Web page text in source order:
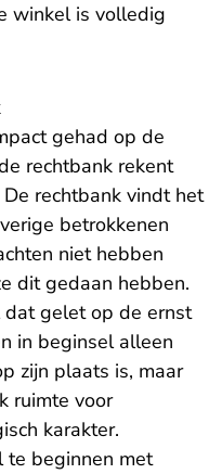
winkel is volledig
gehad op de
rechtbank rekent
rechtbank vindt het
betrokkenen
niet hebben
dit gedaan hebben.
dat gelet op de ernst
in beginsel alleen
zijn plaats is, maar
ruimte voor
karakter.
te beginnen met